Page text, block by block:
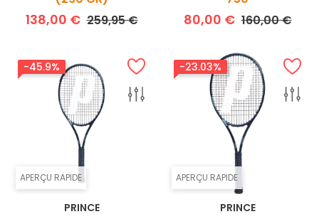
138,00 € Prix de base
259,95 €Prix 80,00 € Prix de base
160,00 €Prix
APERÇU RAPIDE
-45.9%
PRINCE
APERÇU RAPIDE
-23.03%
PRINCE